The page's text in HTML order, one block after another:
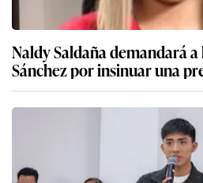
Naldy Saldaña demandará a
Sánchez por insinuar una